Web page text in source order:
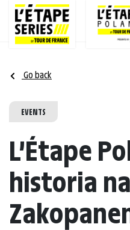
Go back
EVENTS
L’Étape
historia